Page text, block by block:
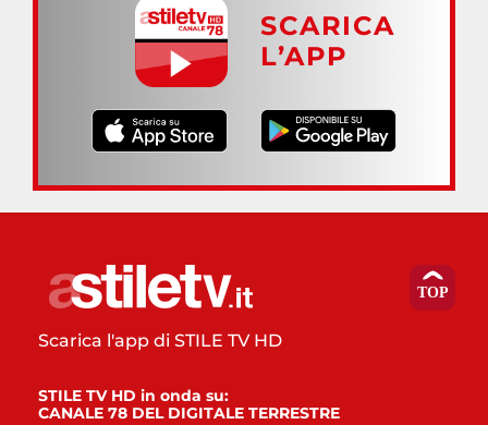
SCARICA
L’APP
Scarica l'app di STILE TV HD
STILE TV HD in onda su:
CANALE 78 DEL DIGITALE TERRESTRE